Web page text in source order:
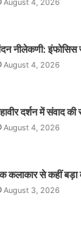
August 4, 2026
नीलेकणी: इंफोसिस
August 4, 2026
दर्शन में संवाद
August 4, 2026
कलाकार से कहीं बड़ा
August 3, 2026